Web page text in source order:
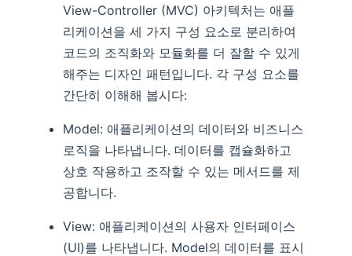
View-Controller (MVC) 아키텍처는 애플
리케이션을 세 가지 구성 요소로 분리하여
코드의 조직화와 모듈화를 더 잘할 수 있게
해주는 디자인 패턴입니다. 각 구성 요소를
간단히 이해해 봅시다:
Model: 애플리케이션의 데이터와 비즈니스
로직을 나타냅니다. 데이터를 캡슐화하고
상호 작용하고 조작할 수 있는 메서드를 제
공합니다.
View: 애플리케이션의 사용자 인터페이스
(UI)를 나타냅니다. Model의 데이터를 표시